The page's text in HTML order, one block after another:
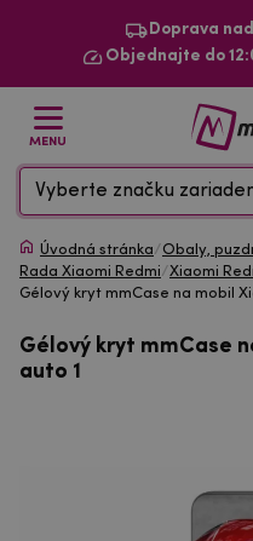
Doprava
Objednajte do
MENU
Vyberte značku
Úvodná stránka/Obaly,
Rada Xiaomi Redmi/Xiaomi
Gélový kryt mmCase na mobil
Gélový kryt mmCase
auto 1